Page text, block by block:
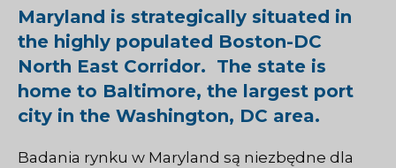
Maryland is strategically situated in
the highly populated Boston-DC
North East Corridor. The state is
home to Baltimore, the largest port
city in the Washington, DC area.
Badania rynku w Maryland są niezbędne dla